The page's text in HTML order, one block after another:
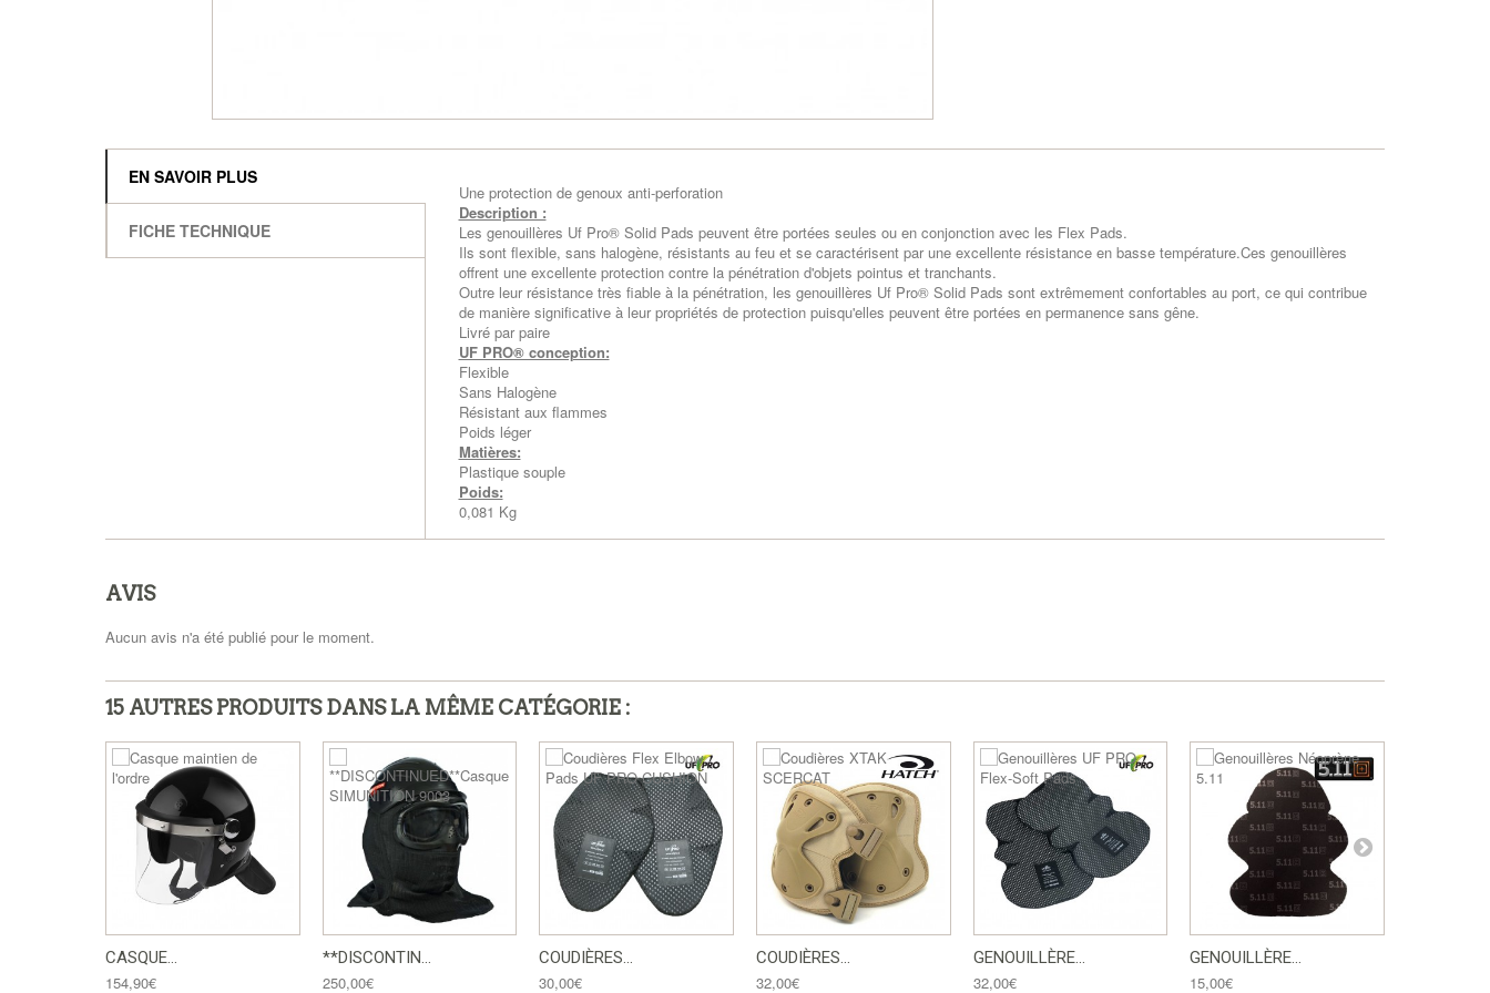
EN SAVOIR PLUS
FICHE TECHNIQUE
Une protection de genoux anti-perforation
Description :
Les genouillères Uf Pro® Solid Pads peuvent être portées seules ou en conjonction avec les Flex Pads.
Ils sont flexible, sans halogène, résistants au feu et se caractérisent par une excellente résistance en basse température.Ces genouillères
offrent une excellente protection contre la pénétration d'objets pointus et tranchants.
Outre leur résistance très fiable à la pénétration, les genouillères Uf Pro® Solid Pads sont extrêmement confortables au port, ce qui contribue
de manière significative à leur propriétés de protection puisqu'elles peuvent être portées en permanence sans gêne.
Livré par paire
UF PRO® conception:
Flexible
Sans Halogène
Résistant aux flammes
Poids léger
Matières:
Plastique souple
Poids:
0,081 Kg
AVIS
Aucun avis n'a été publié pour le moment.
15 AUTRES PRODUITS DANS LA MÊME CATÉGORIE :
CASQUE...
154,90€
**DISCONTIN...
250,00€
COUDIÈRES...
30,00€
COUDIÈRES...
32,00€
GENOUILLÈRE...
32,00€
GENOUILLÈRE...
15,00€